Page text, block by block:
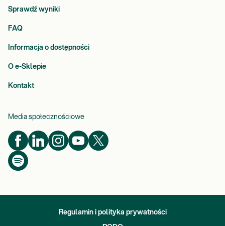
Sprawdź wyniki
FAQ
Informacja o dostępności
O e-Sklepie
Kontakt
Media społecznościowe
Regulamin i polityka prywatności